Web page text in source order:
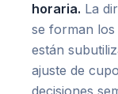
horaria. La
se forman
están
ajuste de